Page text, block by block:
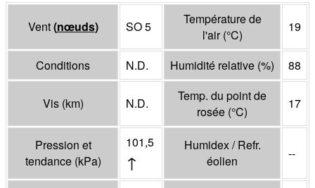
Vent(nœuds) SO 5
Température de
l'air(°C)
19
Conditions N.D. Humidité relative (%) 88
Vis (km) N.D.
Temp. du point de
rosée (°C)
17
Pression et
tendance (kPa)
101,5
↑
Humidex / Refr.
éolien
--